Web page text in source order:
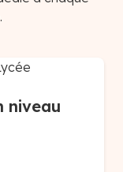
niveau